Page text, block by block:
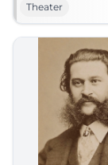
Am 10.10.2025,
Barrierefrei,
Live erleben und
lassen. #Operette
Theater